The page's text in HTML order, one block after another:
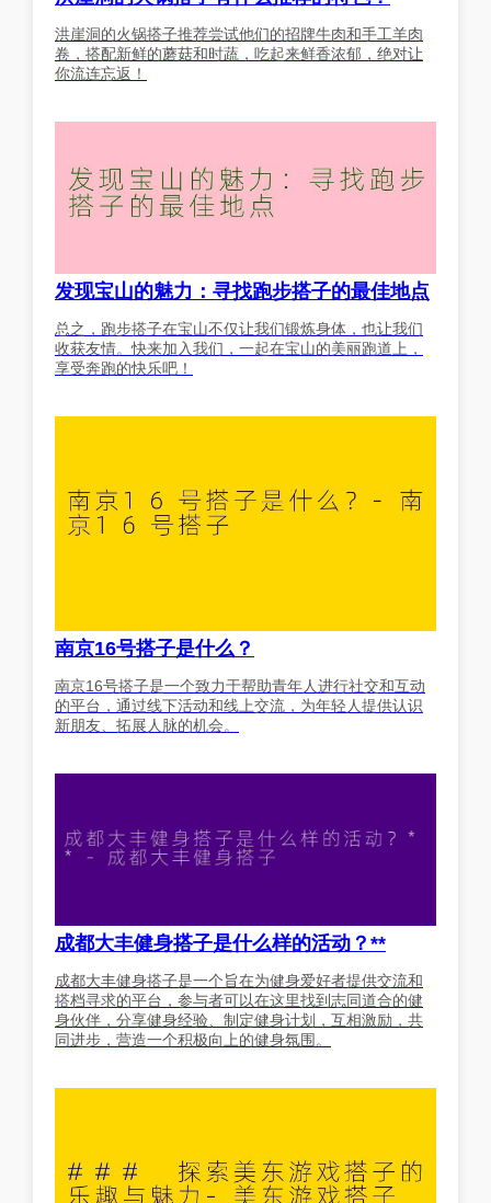
洪崖洞的火锅搭子推荐尝试他们的招牌牛肉和手工羊肉
卷，搭配新鲜的蘑菇和时蔬，吃起来鲜香浓郁，绝对让
你流连忘返！
发现宝山的魅力：寻找跑步搭子的最佳地点
总之，跑步搭子在宝山不仅让我们锻炼身体，也让我们
收获友情。快来加入我们，一起在宝山的美丽跑道上，
享受奔跑的快乐吧！
南京16号搭子是什么？
南京16号搭子是一个致力于帮助青年人进行社交和互动
的平台，通过线下活动和线上交流，为年轻人提供认识
新朋友、拓展人脉的机会。
成都大丰健身搭子是什么样的活动？**
成都大丰健身搭子是一个旨在为健身爱好者提供交流和
搭档寻求的平台，参与者可以在这里找到志同道合的健
身伙伴，分享健身经验、制定健身计划，互相激励，共
同进步，营造一个积极向上的健身氛围。